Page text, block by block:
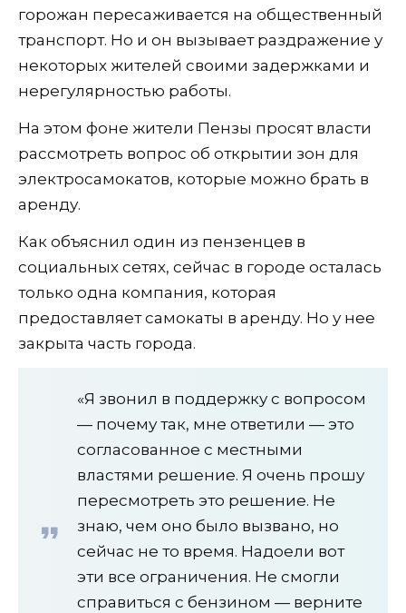
горожан пересаживается на общественный
транспорт. Но и он вызывает раздражение у
некоторых жителей своими задержками и
нерегулярностью работы.
На этом фоне жители Пензы просят власти
рассмотреть вопрос об открытии зон для
электросамокатов, которые можно брать в
аренду.
Как объяснил один из пензенцев в
социальных сетях, сейчас в городе осталась
только одна компания, которая
предоставляет самокаты в аренду. Но у нее
закрыта часть города.
«Я звонил в поддержку с вопросом
— почему так, мне ответили — это
согласованное с местными
властями решение. Я очень прошу
пересмотреть это решение. Не
знаю, чем оно было вызвано, но
сейчас не то время. Надоели вот
эти все ограничения. Не смогли
справиться с бензином — верните